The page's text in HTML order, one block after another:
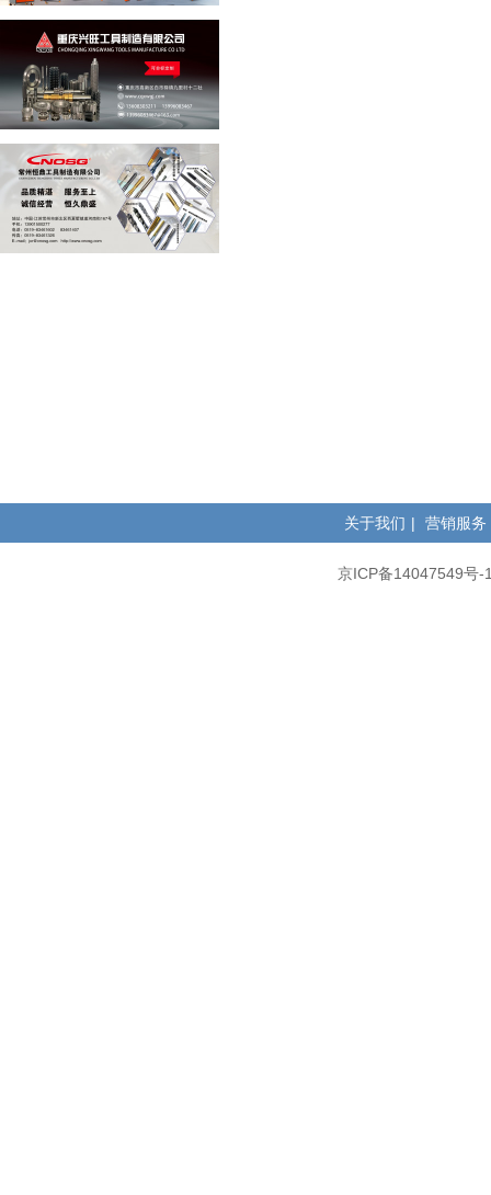
关于我们 | 营销服务
京ICP备14047549号-